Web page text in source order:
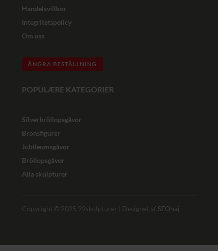
Handelsvillkor
Integritetspolicy
Om oss
ÅNGRA BESTÄLLNING
POPULÆRE KATEGORIER
Silverbröllopsgåvor
Bronsfigurer
Jubileumsgåvor
Bröllopsgåvor
Alla skulpturer
Copyright © 2025 99skulpturer | Designet af SEOhaj